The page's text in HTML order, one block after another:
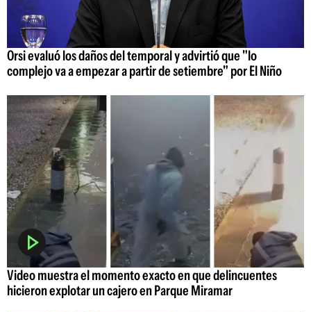
Orsi evaluó los daños del temporal y advirtió que "lo
complejo va a empezar a partir de setiembre" por El Niño
Video muestra el momento exacto en que delincuentes
hicieron explotar un cajero en Parque Miramar